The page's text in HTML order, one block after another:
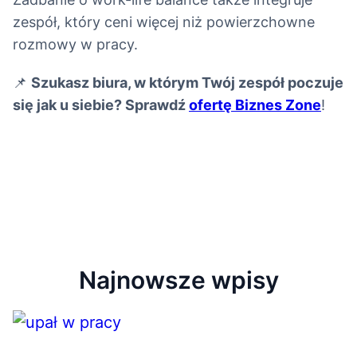
zespół, który ceni więcej niż powierzchowne
rozmowy w pracy.
📌 Szukasz biura, w którym Twój zespół poczuje
się jak u siebie? Sprawdźofertę Biznes Zone!
Najnowsze wpisy